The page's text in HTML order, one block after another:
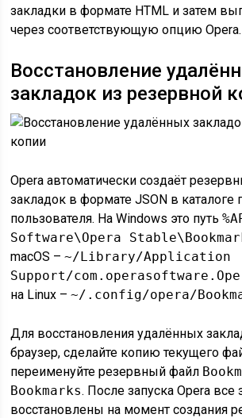
закладки в формате HTML и затем
через соответствующую опцию Opera.
Восстановление
закладок из резервной
Opera автоматически создаёт
закладок в формате JSON в каталоге
пользователя. На Windows это путь
Software\Opera
macOS –~/Library/Application
Support/
на Linux –~/.config/opera/
Для восстановления удалённых
браузер, сделайте копию текущего
переименуйте резервный файл
Bookmarks. После запуска Opera все
восстановлены на момент создания